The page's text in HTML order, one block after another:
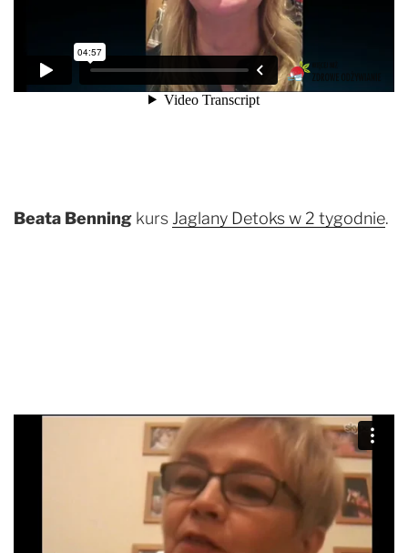
Beata Benning kurs Jaglany Detoks w 2 tygodnie.